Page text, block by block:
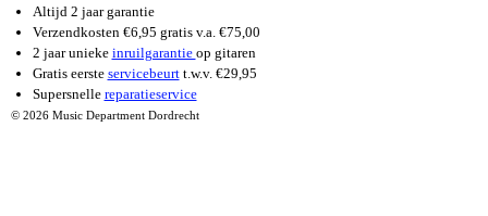
Altijd 2 jaar garantie
Verzendkosten €6,95 gratis v.a. €75,00
2 jaar unieke inruilgarantie op gitaren
Gratis eerste servicebeurtt.w.v. €29,95
Supersnelle reparatieservice
© 2026 Music Department Dordrecht